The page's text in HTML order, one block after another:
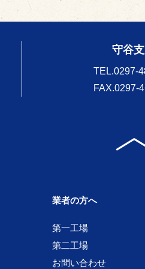
守谷
TEL.0297-
FAX.0297-
業者の方へ
第一工場
第二工場
お問い合わせ